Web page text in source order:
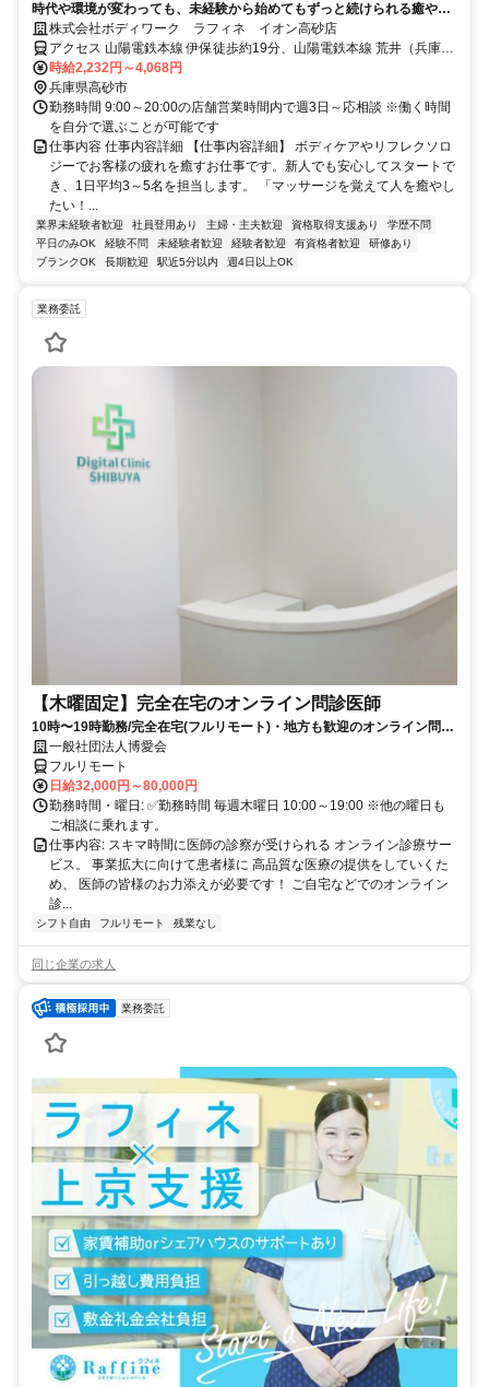
時代や環境が変わっても、未経験から始めてもずっと続けられる癒やし
の仕事。手に職を身につけて、生き方を変えよう。
株式会社ボディワーク ラフィネ イオン高砂店
アクセス 山陽電鉄本線 伊保徒歩約19分、山陽電鉄本線 荒井（兵庫
県）徒歩約20分、ＪＲ山陽本線 宝殿南口徒歩約24分 最寄駅：伊丹駅
時給2,232円～4,068円
兵庫県高砂市
勤務時間 9:00～20:00の店舗営業時間内で週3日～応相談 ※働く時間
を自分で選ぶことが可能です
仕事内容 仕事内容詳細 【仕事内容詳細】 ボディケアやリフレクソロ
ジーでお客様の疲れを癒すお仕事です。新人でも安心してスタートで
き、1日平均3～5名を担当します。 「マッサージを覚えて人を癒やし
たい！...
業界未経験者歓迎 社員登用あり 主婦・主夫歓迎 資格取得支援あり
学歴不問
平日のみOK
経験不問 未経験者歓迎 経験者歓迎 有資格者歓迎
研修あり
ブランクOK
長期歓迎 駅近5分以内 週4日以上OK
業務委託
【木曜固定】完全在宅のオンライン問診医師
10時〜19時勤務/完全在宅(フルリモート)・地方も歓迎のオンライン問診
業務一般社団法人博愛会
フルリモート
日給32,000円～80,000円
勤務時間・曜日: ✅勤務時間 毎週木曜日 10:00～19:00 ※他の曜日も
ご相談に乗れます。
仕事内容: スキマ時間に医師の診察が受けられる オンライン診療サー
ビス。 事業拡大に向けて患者様に 高品質な医療の提供をしていくた
め、 医師の皆様のお力添えが必要です！ ご自宅などでのオンライン
診...
シフト自由 フルリモート 残業なし
同じ企業の求人
業務委託